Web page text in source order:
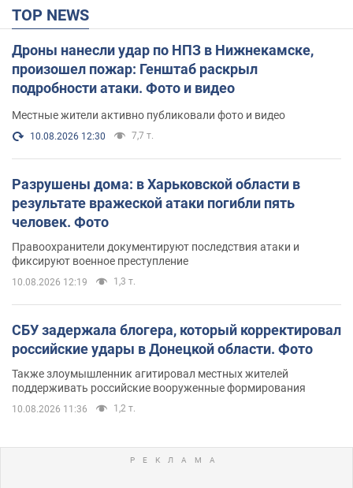
TOP NEWS
Дроны нанесли удар по НПЗ в Нижнекамске,
произошел пожар: Генштаб раскрыл
подробности атаки. Фото и видео
Местные жители активно публиковали фото и видео
10.08.2026 12:30 7,7 т.
Разрушены дома: в Харьковской области в
результате вражеской атаки погибли пять
человек. Фото
Правоохранители документируют последствия атаки и
фиксируют военное преступление
10.08.2026 12:19 1,3 т.
СБУ задержала блогера, который корректировал
российские удары в Донецкой области. Фото
Также злоумышленник агитировал местных жителей
поддерживать российские вооруженные формирования
10.08.2026 11:36 1,2 т.